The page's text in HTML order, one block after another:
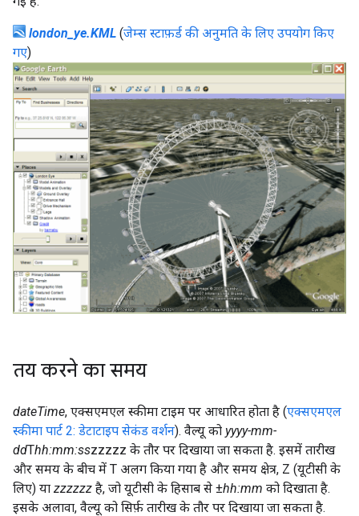
london_ye.KML (जेम्स स्टाफ़र्ड की अनुमति के लिए उपयोग किए
गए)
तय करने का समय
dateTime, एक्सएमएल स्कीमा टाइम पर आधारित होता है (एक्सएमएल
स्कीमा पार्ट 2: डेटाटाइप सेकंड वर्शन). वैल्यू को yyyy-mm-
ddThh:mm:sszzzzz के तौर पर दिखाया जा सकता है. इसमें तारीख
और समय के बीच में T अलग किया गया है और समय क्षेत्र, Z (यूटीसी के
लिए) या zzzzzz है, जो यूटीसी के हिसाब से ±hh:mm को दिखाता है.
इसके अलावा, वैल्यू को सिर्फ़ तारीख के तौर पर दिखाया जा सकता है.